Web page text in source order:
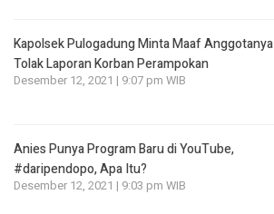
Kapolsek Pulogadung Minta Maaf Anggotanya
Tolak Laporan Korban Perampokan
Desember 12, 2021 | 9:07 pm WIB
Anies Punya Program Baru di YouTube,
#daripendopo, Apa Itu?
Desember 12, 2021 | 9:03 pm WIB